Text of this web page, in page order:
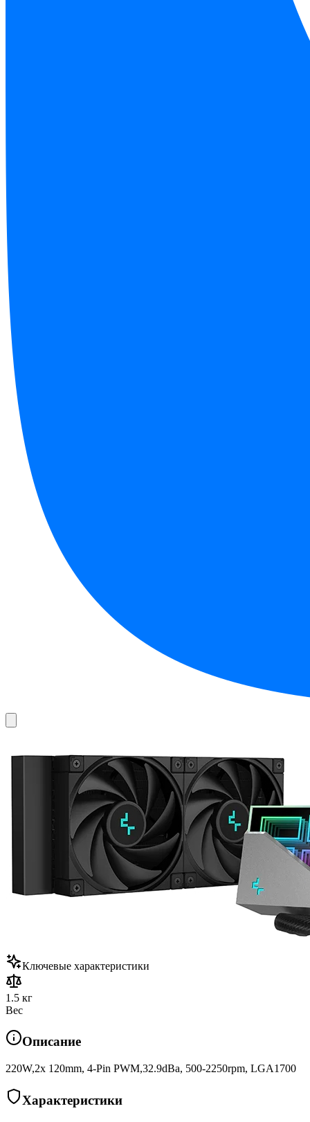
Ключевые характеристики
1.5 кг
Вес
Описание
220W,2x 120mm, 4-Pin PWM,32.9dBa, 500-2250rpm, LGA1700
Характеристики